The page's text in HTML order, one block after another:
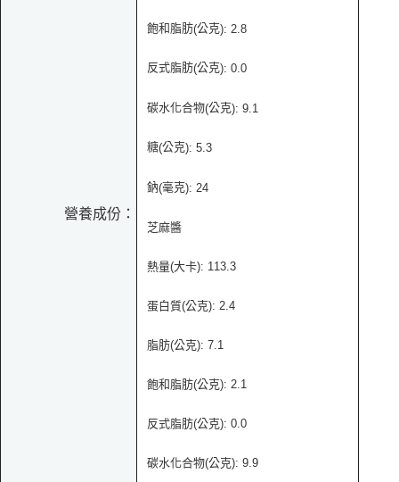
營養成份：
飽和脂肪(公克): 2.8
反式脂肪(公克): 0.0
碳水化合物(公克): 9.1
糖(公克): 5.3
鈉(毫克): 24
芝麻醬
熱量(大卡): 113.3
蛋白質(公克): 2.4
脂肪(公克): 7.1
飽和脂肪(公克): 2.1
反式脂肪(公克): 0.0
碳水化合物(公克): 9.9